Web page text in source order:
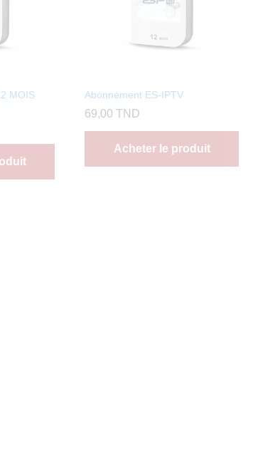
MOIS
Abonnement ES-IPTV
69,00TND
Acheter le produit